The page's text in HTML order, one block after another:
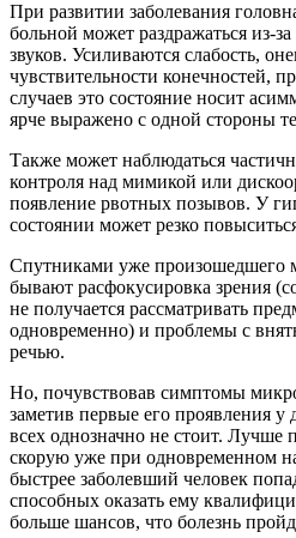
При развитии заболевания
больной может раздражаться из-
звуков. Усиливаются слабость,
чувствительности конечностей,
случаев это состояние носит
ярче выражено с одной стороны
Также может наблюдаться
контроля над мимикой или
появление рвотных позывов. У
состоянии может резко
Спутниками уже произошедшего
бывают расфокусировка зрения
не получается рассматривать
одновременно) и проблемы с
речью.
Но, почувствовав симптомы
заметив первые его проявления у
всех однозначно не стоит. Лучше
скорую уже при одновременном
быстрее заболевший человек
способных оказать ему
больше шансов, что болезнь